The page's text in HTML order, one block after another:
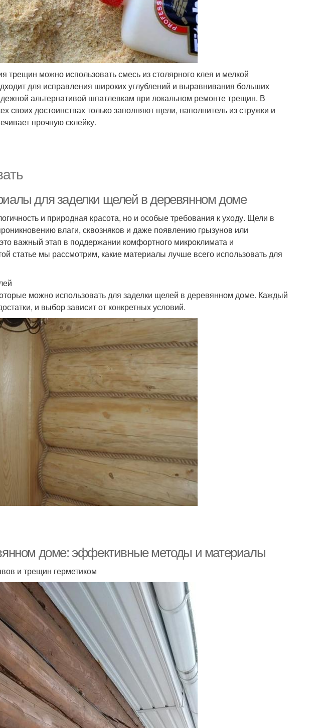
трещин можно использовать смесь из столярного клея и мелкой
для исправления широких углублений и выравнивания больших
альтернативой шпатлевкам при локальном ремонте трещин. В
своих достоинствах только заполняют щели, наполнитель из стружки и
прочную склейку.
для заделки щелей в деревянном доме
и природная красота, но и особые требования к уходу. Щели в
влаги, сквозняков и даже появлению грызунов или
важный этап в поддержании комфортного микроклимата и
статье мы рассмотрим, какие материалы лучше всего использовать для
можно использовать для заделки щелей в деревянном доме. Каждый
и выбор зависит от конкретных условий.
доме: эффективные методы и материалы
и трещин герметиком